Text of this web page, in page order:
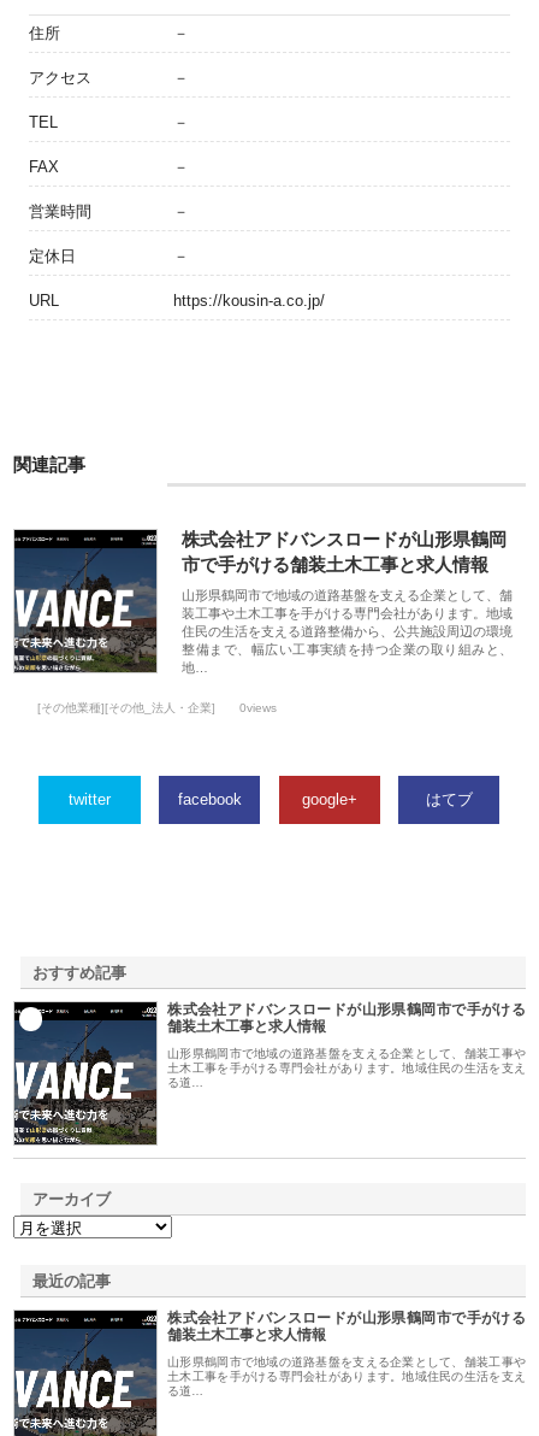
住所 －
アクセス －
TEL －
FAX －
営業時間 －
定休日 －
URL https://kousin-a.co.jp/
関連記事
株式会社アドバンスロードが山形県鶴岡
市で手がける舗装土木工事と求人情報
山形県鶴岡市で地域の道路基盤を支える企業として、舗
装工事や土木工事を手がける専門会社があります。地域
住民の生活を支える道路整備から、公共施設周辺の環境
整備まで、幅広い工事実績を持つ企業の取り組みと、
地…
[その他業種][その他_法人・企業] 0views
twitter facebook google+ はてブ
おすすめ記事
株式会社アドバンスロードが山形県鶴岡市で手がける
舗装土木工事と求人情報
山形県鶴岡市で地域の道路基盤を支える企業として、舗装工事や
土木工事を手がける専門会社があります。地域住民の生活を支え
る道…
アーカイブ
最近の記事
株式会社アドバンスロードが山形県鶴岡市で手がける
舗装土木工事と求人情報
山形県鶴岡市で地域の道路基盤を支える企業として、舗装工事や
土木工事を手がける専門会社があります。地域住民の生活を支え
る道…